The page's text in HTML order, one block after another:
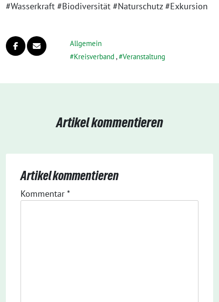
#Wasserkraft #Biodiversität #Naturschutz #Exkursion
Allgemein
Kreisverband , Veranstaltung
Artikel kommentieren
Artikel kommentieren
Kommentar *